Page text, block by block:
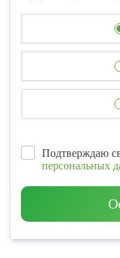
Подтверждаю
персональных